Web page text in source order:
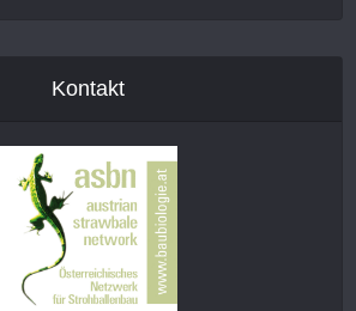
Kontakt